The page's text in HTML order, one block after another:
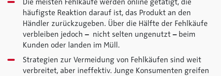
Die meisten Fehlkäufe werden online getätigt, die
häufigste Reaktion darauf ist, das Produkt an den
Händler zurückzugeben. Über die Hälfte der Fehlkäufe
verbleiben jedoch – nicht selten ungenutzt – beim
Kunden oder landen im Müll.
Strategien zur Vermeidung von Fehlkäufen sind weit
verbreitet, aber ineffektiv. Junge Konsumenten greifen